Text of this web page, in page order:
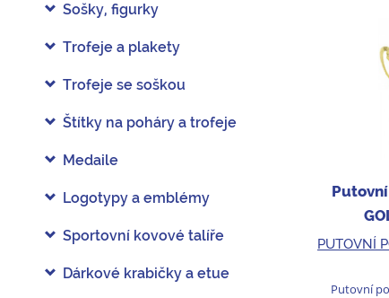
Sošky, figurky
Trofeje a plakety
Trofeje se soškou
Štítky na poháry a trofeje
Medaile
Logotypy a emblémy
Sportovní kovové talíře
Dárkové krabičky a etue
PUTOVNÍ
Putovní